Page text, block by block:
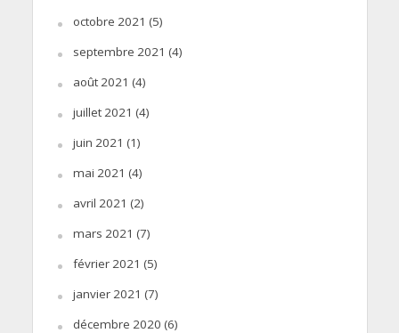
octobre 2021 (5)
septembre 2021 (4)
août 2021 (4)
juillet 2021 (4)
juin 2021 (1)
mai 2021 (4)
avril 2021 (2)
mars 2021 (7)
février 2021 (5)
janvier 2021 (7)
décembre 2020 (6)